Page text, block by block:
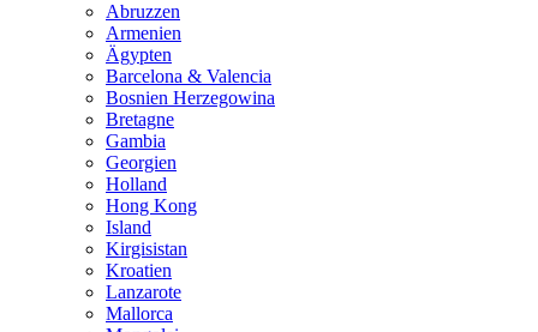
Abruzzen
Armenien
Ägypten
Barcelona & Valencia
Bosnien Herzegowina
Bretagne
Gambia
Georgien
Holland
Hong Kong
Island
Kirgisistan
Kroatien
Lanzarote
Mallorca